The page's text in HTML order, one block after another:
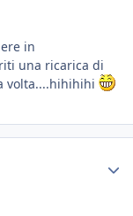
in
una ricarica di
volta....hihihihi